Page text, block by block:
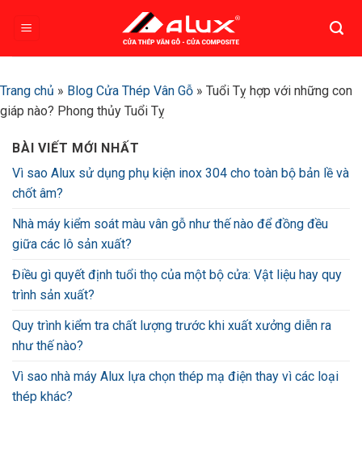
Trang chủ » Blog Cửa Thép Vân Gỗ » Tuổi Tỵ hợp với những con
giáp nào? Phong thủy Tuổi Tỵ
BÀI VIẾT MỚI NHẤT
Vì sao Alux sử dụng phụ kiện inox 304 cho toàn bộ bản lề và
chốt âm?
Nhà máy kiểm soát màu vân gỗ như thế nào để đồng đều
giữa các lô sản xuất?
Điều gì quyết định tuổi thọ của một bộ cửa: Vật liệu hay quy
trình sản xuất?
Quy trình kiểm tra chất lượng trước khi xuất xưởng diễn ra
như thế nào?
Vì sao nhà máy Alux lựa chọn thép mạ điện thay vì các loại
thép khác?